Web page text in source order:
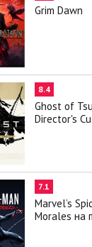
Grim Dawn
8.4
Ghost of
Director's
7.1
Marvel’s
Morales на